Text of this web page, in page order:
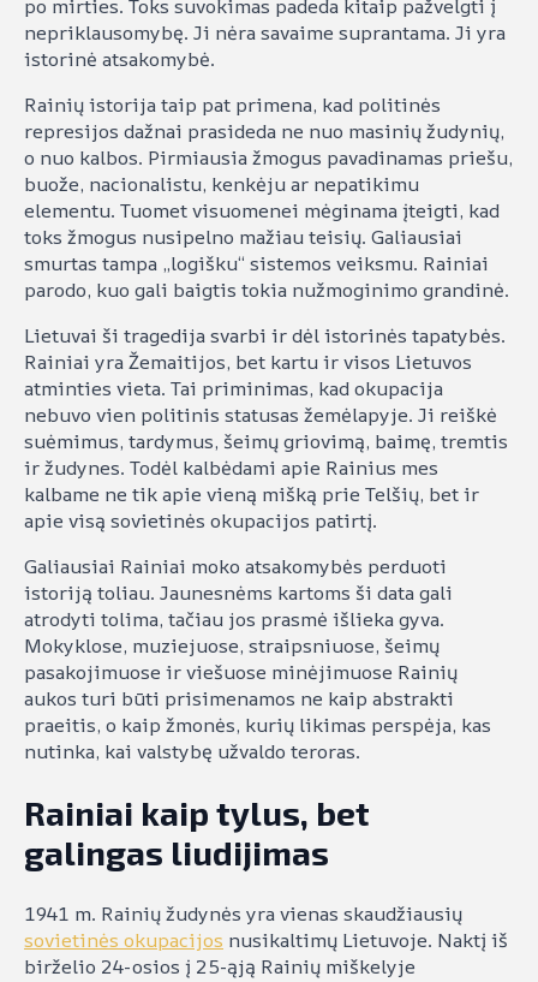
po mirties. Toks suvokimas padeda kitaip pažvelgti į
nepriklausomybę. Ji nėra savaime suprantama. Ji yra
istorinė atsakomybė.
Rainių istorija taip pat primena, kad politinės
represijos dažnai prasideda ne nuo masinių žudynių,
o nuo kalbos. Pirmiausia žmogus pavadinamas priešu,
buože, nacionalistu, kenkėju ar nepatikimu
elementu. Tuomet visuomenei mėginama įteigti, kad
toks žmogus nusipelno mažiau teisių. Galiausiai
smurtas tampa „logišku“ sistemos veiksmu. Rainiai
parodo, kuo gali baigtis tokia nužmoginimo grandinė.
Lietuvai ši tragedija svarbi ir dėl istorinės tapatybės.
Rainiai yra Žemaitijos, bet kartu ir visos Lietuvos
atminties vieta. Tai priminimas, kad okupacija
nebuvo vien politinis statusas žemėlapyje. Ji reiškė
suėmimus, tardymus, šeimų griovimą, baimę, tremtis
ir žudynes. Todėl kalbėdami apie Rainius mes
kalbame ne tik apie vieną mišką prie Telšių, bet ir
apie visą sovietinės okupacijos patirtį.
Galiausiai Rainiai moko atsakomybės perduoti
istoriją toliau. Jaunesnėms kartoms ši data gali
atrodyti tolima, tačiau jos prasmė išlieka gyva.
Mokyklose, muziejuose, straipsniuose, šeimų
pasakojimuose ir viešuose minėjimuose Rainių
aukos turi būti prisimenamos ne kaip abstrakti
praeitis, o kaip žmonės, kurių likimas perspėja, kas
nutinka, kai valstybę užvaldo teroras.
Rainiai kaip tylus, bet
galingas liudijimas
1941 m. Rainių žudynės yra vienas skaudžiausių
sovietinės okupacijos nusikaltimų Lietuvoje. Naktį iš
birželio 24-osios į 25-ąją Rainių miškelyje